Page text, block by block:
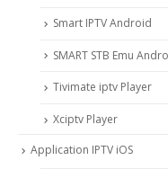
Smart IPTV Android
SMART STB Emu
Tivimate iptv Player
Xciptv Player
Application IPTV iOS